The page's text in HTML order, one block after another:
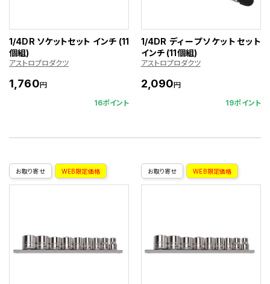
1/4DR ソケットセット インチ (11
個組)
アストロプロダクツ
1,760円
16ポイント
1/4DR ディープソケットセット
インチ (11個組)
アストロプロダクツ
2,090円
19ポイント
お取り寄せ WEB限定価格 お取り寄せ WEB限定価格